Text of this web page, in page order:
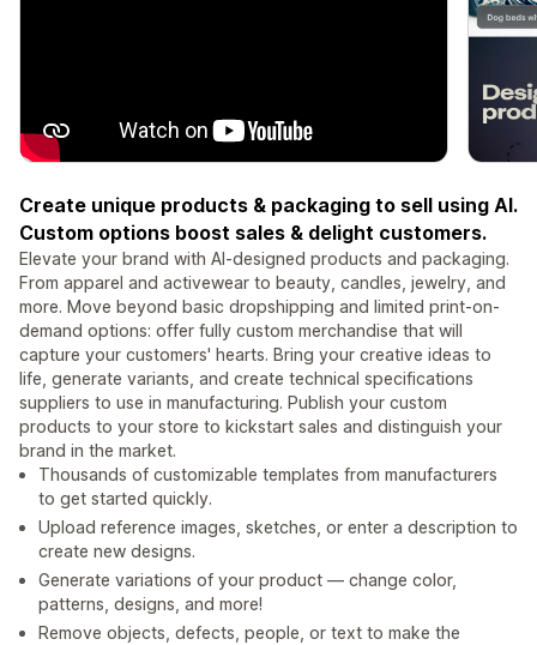
Create unique products & packaging to sell using AI.
Custom options boost sales & delight customers.
Elevate your brand with AI-designed products and packaging.
From apparel and activewear to beauty, candles, jewelry, and
more. Move beyond basic dropshipping and limited print-on-
demand options: offer fully custom merchandise that will
capture your customers' hearts. Bring your creative ideas to
life, generate variants, and create technical specifications
suppliers to use in manufacturing. Publish your custom
products to your store to kickstart sales and distinguish your
brand in the market.
Thousands of customizable templates from manufacturers
to get started quickly.
Upload reference images, sketches, or enter a description to
create new designs.
Generate variations of your product — change color,
patterns, designs, and more!
Remove objects, defects, people, or text to make the